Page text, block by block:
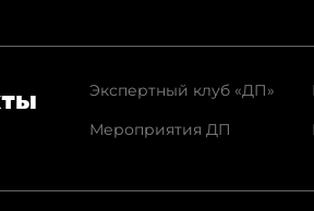
Экспертный клуб «ДП»
Мероприятия ДП